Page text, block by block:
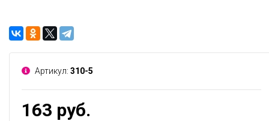
Артикул: 310-5
163 руб.